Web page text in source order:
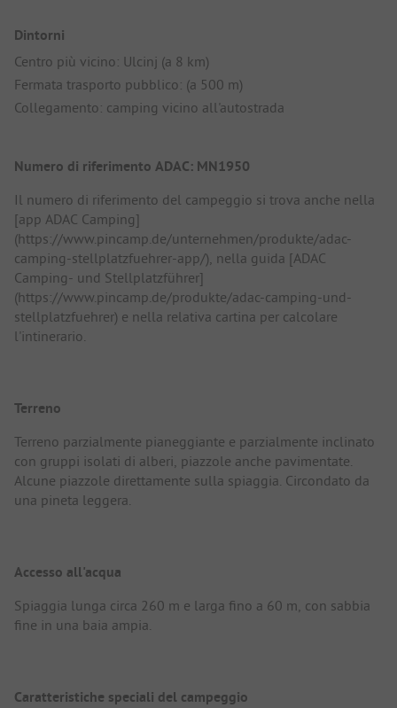
Dintorni
Centro più vicino: Ulcinj (a 8 km)
Fermata trasporto pubblico: (a 500 m)
Collegamento: camping vicino all'autostrada
Numero di riferimento ADAC: MN1950
Il numero di riferimento del campeggio si trova anche nella
[app ADAC Camping]
(https://www.pincamp.de/unternehmen/produkte/adac-
camping-stellplatzfuehrer-app/), nella guida [ADAC
Camping- und Stellplatzführer]
(https://www.pincamp.de/produkte/adac-camping-und-
stellplatzfuehrer) e nella relativa cartina per calcolare
l'intinerario.
Terreno
Terreno parzialmente pianeggiante e parzialmente inclinato
con gruppi isolati di alberi, piazzole anche pavimentate.
Alcune piazzole direttamente sulla spiaggia. Circondato da
una pineta leggera.
Accesso all'acqua
Spiaggia lunga circa 260 m e larga fino a 60 m, con sabbia
fine in una baia ampia.
Caratteristiche speciali del campeggio